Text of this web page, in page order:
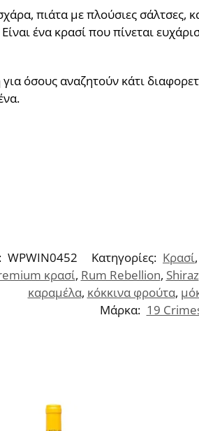
πιάτα με πλούσιες
ένα κρασί που πίνεται
όσους αναζητούν κάτι
WPWIN0452 Κατηγορίες: Κρασί,
κρασί, Rum Rebellion, Shiraz
καραμέλα, κόκκινα φρούτα,
Μάρκα: 19